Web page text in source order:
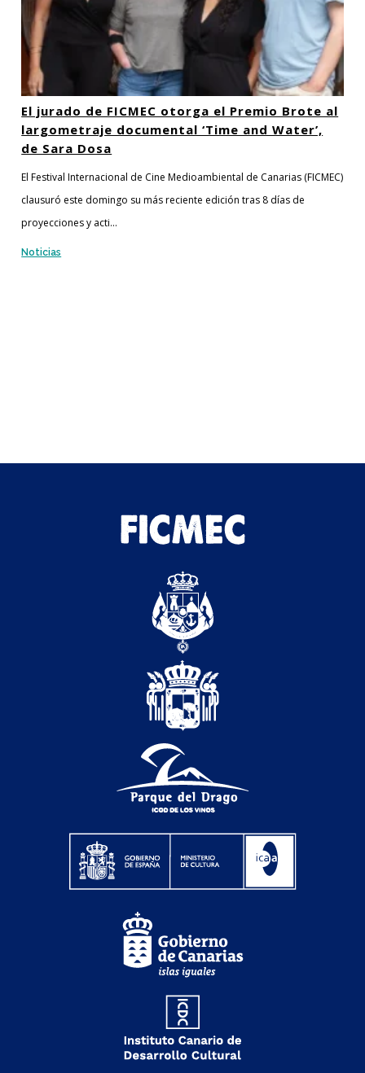
El jurado de FICMEC otorga el Premio Brote al
largometraje documental ‘Time and Water’,
de Sara Dosa
El Festival Internacional de Cine Medioambiental de Canarias (FICMEC)
clausuró este domingo su más reciente edición tras 8 días de
proyecciones y acti...
Noticias